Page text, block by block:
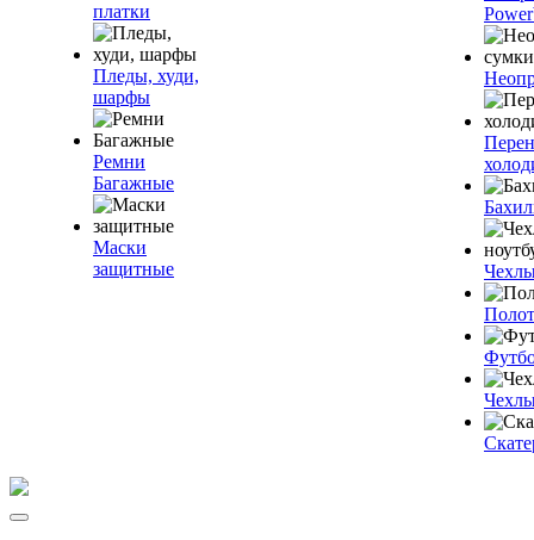
платки
Пледы, худи,
шарфы
Ремни
Багажные
Маски
защитные